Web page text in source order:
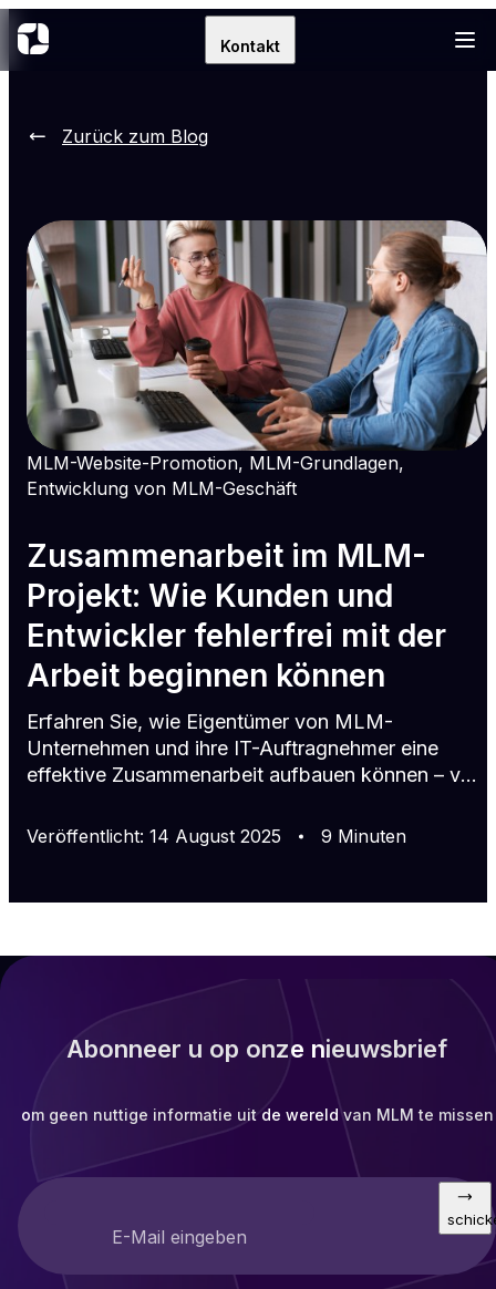
Kontakt
Zurück zum Blog
MLM-Website-Promotion, MLM-Grundlagen,
Entwicklung von MLM-Geschäft
Zusammenarbeit im MLM-
Projekt: Wie Kunden und
Entwickler fehlerfrei mit der
Arbeit beginnen können
Erfahren Sie, wie Eigentümer von MLM-
Unternehmen und ihre IT-Auftragnehmer eine
effektive Zusammenarbeit aufbauen können – von
Veröffentlicht: 14 August 2025 9 Minuten
Abonneer u op onze nieuwsbrief
om geen nuttige informatie uit de wereld van MLM te missen
E-Mail eingeben